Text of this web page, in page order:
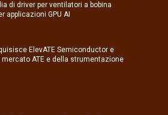
di driver per ventilatori a bobina
applicazioni GPU AI
ElevATE Semiconductor e
ATE e della strumentazione